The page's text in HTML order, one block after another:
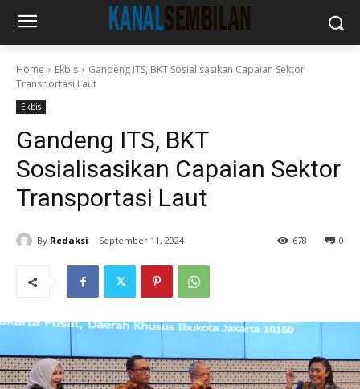
Home Ekbis
Gandeng ITS, BKT Sosialisasikan Capaian Sektor
Transportasi Laut
Ekbis
Gandeng ITS, BKT
Sosialisasikan Capaian Sektor
Transportasi Laut
By Redaksi September 11, 2024 0
678